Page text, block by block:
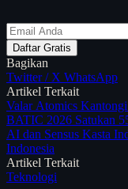
Daftar Gratis
Bagikan
Twitter / X WhatsApp
Artikel Terkait
Valar Atomics
BATIC 2026 Satukan
AI dan Sensus Kasta
Indonesia
Artikel Terkait
Teknologi